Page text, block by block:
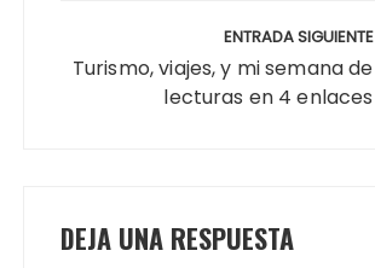
ENTRADA SIGUIENTE
Turismo, viajes, y mi semana de
lecturas en 4 enlaces
DEJA UNA RESPUESTA